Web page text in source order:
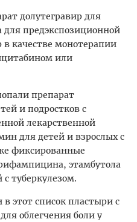
долутегравир для
предэкспозиционной
качестве монотерапии
или
препарат
и подростков с
лекарственной
для детей и взрослых с
фиксированные
этамбутола
туберкулезом.
этот список пластыри с
облегчения боли у